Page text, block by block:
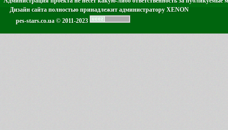
Дизайн сайта полностью принадлежит администратору XENON
pes-stars.co.ua © 2011-2023